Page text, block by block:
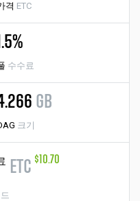
격 ETC
수수료
GB
크기
ETC $10.70